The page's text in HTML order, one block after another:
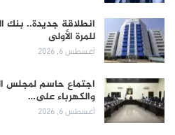
انطلاقة جديدة.. بنك
للمرة الأولى
أغسطس 6, 2026
اجتماع حاسم لمجلس
والكهرباء على…
أغسطس 6, 2026